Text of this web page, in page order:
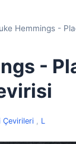
Hemmings -
-
Çevirileri , L